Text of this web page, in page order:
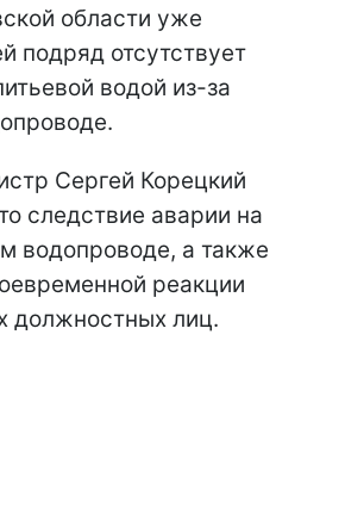
области уже
подряд отсутствует
водой из-за
Сергей Корецкий
следствие аварии на
водопроводе, а также
реакции
должностных лиц.